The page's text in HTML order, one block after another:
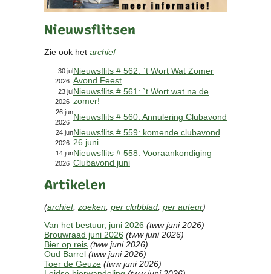
Nieuwsflitsen
Zie ook het archief
30 jul
2026
Nieuwsflits # 562: `t Wort Wat Zomer
Avond Feest
23 jul
2026
Nieuwsflits # 561: `t Wort wat na de
zomer!
26 jun
2026
Nieuwsflits # 560: Annulering Clubavond
24 jun
2026
Nieuwsflits # 559: komende clubavond
26 juni
14 jun
2026
Nieuwsflits # 558: Vooraankondiging
Clubavond juni
Artikelen
(archief, zoeken per clubblad per auteur)
Van het bestuur, juni 2026 (tww juni 2026)
Brouwraad juni 2026 (tww juni 2026)
Bier op reis (tww juni 2026)
Oud Barrel (tww juni 2026)
Toer de Geuze (tww juni 2026)
Bericht
Lid worden
Brouwcursus
Artikelen
Foto's
Links
Nieuwsflitsen
Sponsoren
Inloggen